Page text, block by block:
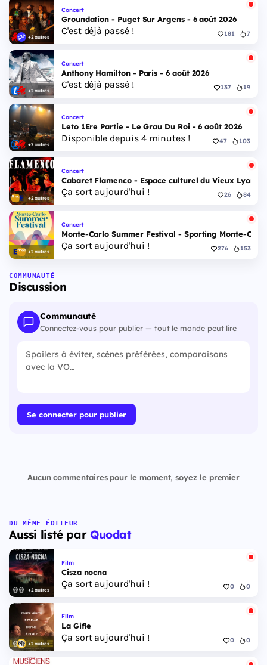
+2 autres
Concert
Groundation - Puget Sur Argens - 6 août 2026
C'est déjà passé ! 181 7
+2 autres
Concert
Anthony Hamilton - Paris - 6 août 2026
C'est déjà passé ! 137 19
+2 autres
Concert
Leto 1Ere Partie - Le Grau Du Roi - 6 août 2026
Disponible depuis 4 minutes ! 47 103
+2 autres
Concert
Cabaret Flamenco - Espace culturel du Vieux Lyon -
Ça sort aujourd'hui ! 26 84
+2 autres
Concert
Monte-Carlo Summer Festival - Sporting Monte-
Ça sort aujourd'hui ! 276 153
COMMUNAUTÉ
Discussion
Communauté
Connectez-vous pour publier — tout le monde peut lire
Se connecter pour publier
Aucun commentaires pour le moment, soyez le premier
DU MÊME ÉDITEUR
Aussi listé par Quodat
+2 autres
Film
Cisza nocna
Ça sort aujourd'hui ! 0 0
+2 autres
Film
La Gifle
Ça sort aujourd'hui ! 0 0